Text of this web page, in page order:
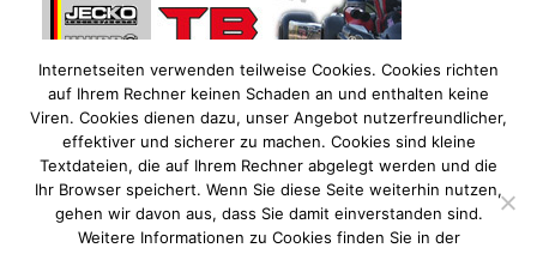
Internetseiten verwenden teilweise Cookies. Cookies richten
auf Ihrem Rechner keinen Schaden an und enthalten keine
Viren. Cookies dienen dazu, unser Angebot nutzerfreundlicher,
effektiver und sicherer zu machen. Cookies sind kleine
Textdateien, die auf Ihrem Rechner abgelegt werden und die
Ihr Browser speichert. Wenn Sie diese Seite weiterhin nutzen,
gehen wir davon aus, dass Sie damit einverstanden sind.
Weitere Informationen zu Cookies finden Sie in der